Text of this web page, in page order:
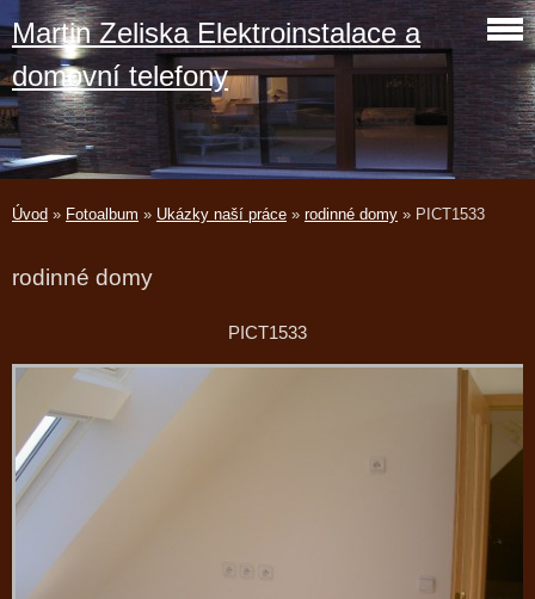
Martin Zeliska Elektroinstalace a
domovní telefony
Úvod » Fotoalbum » Ukázky naší práce » rodinné domy » PICT1533
rodinné domy
PICT1533